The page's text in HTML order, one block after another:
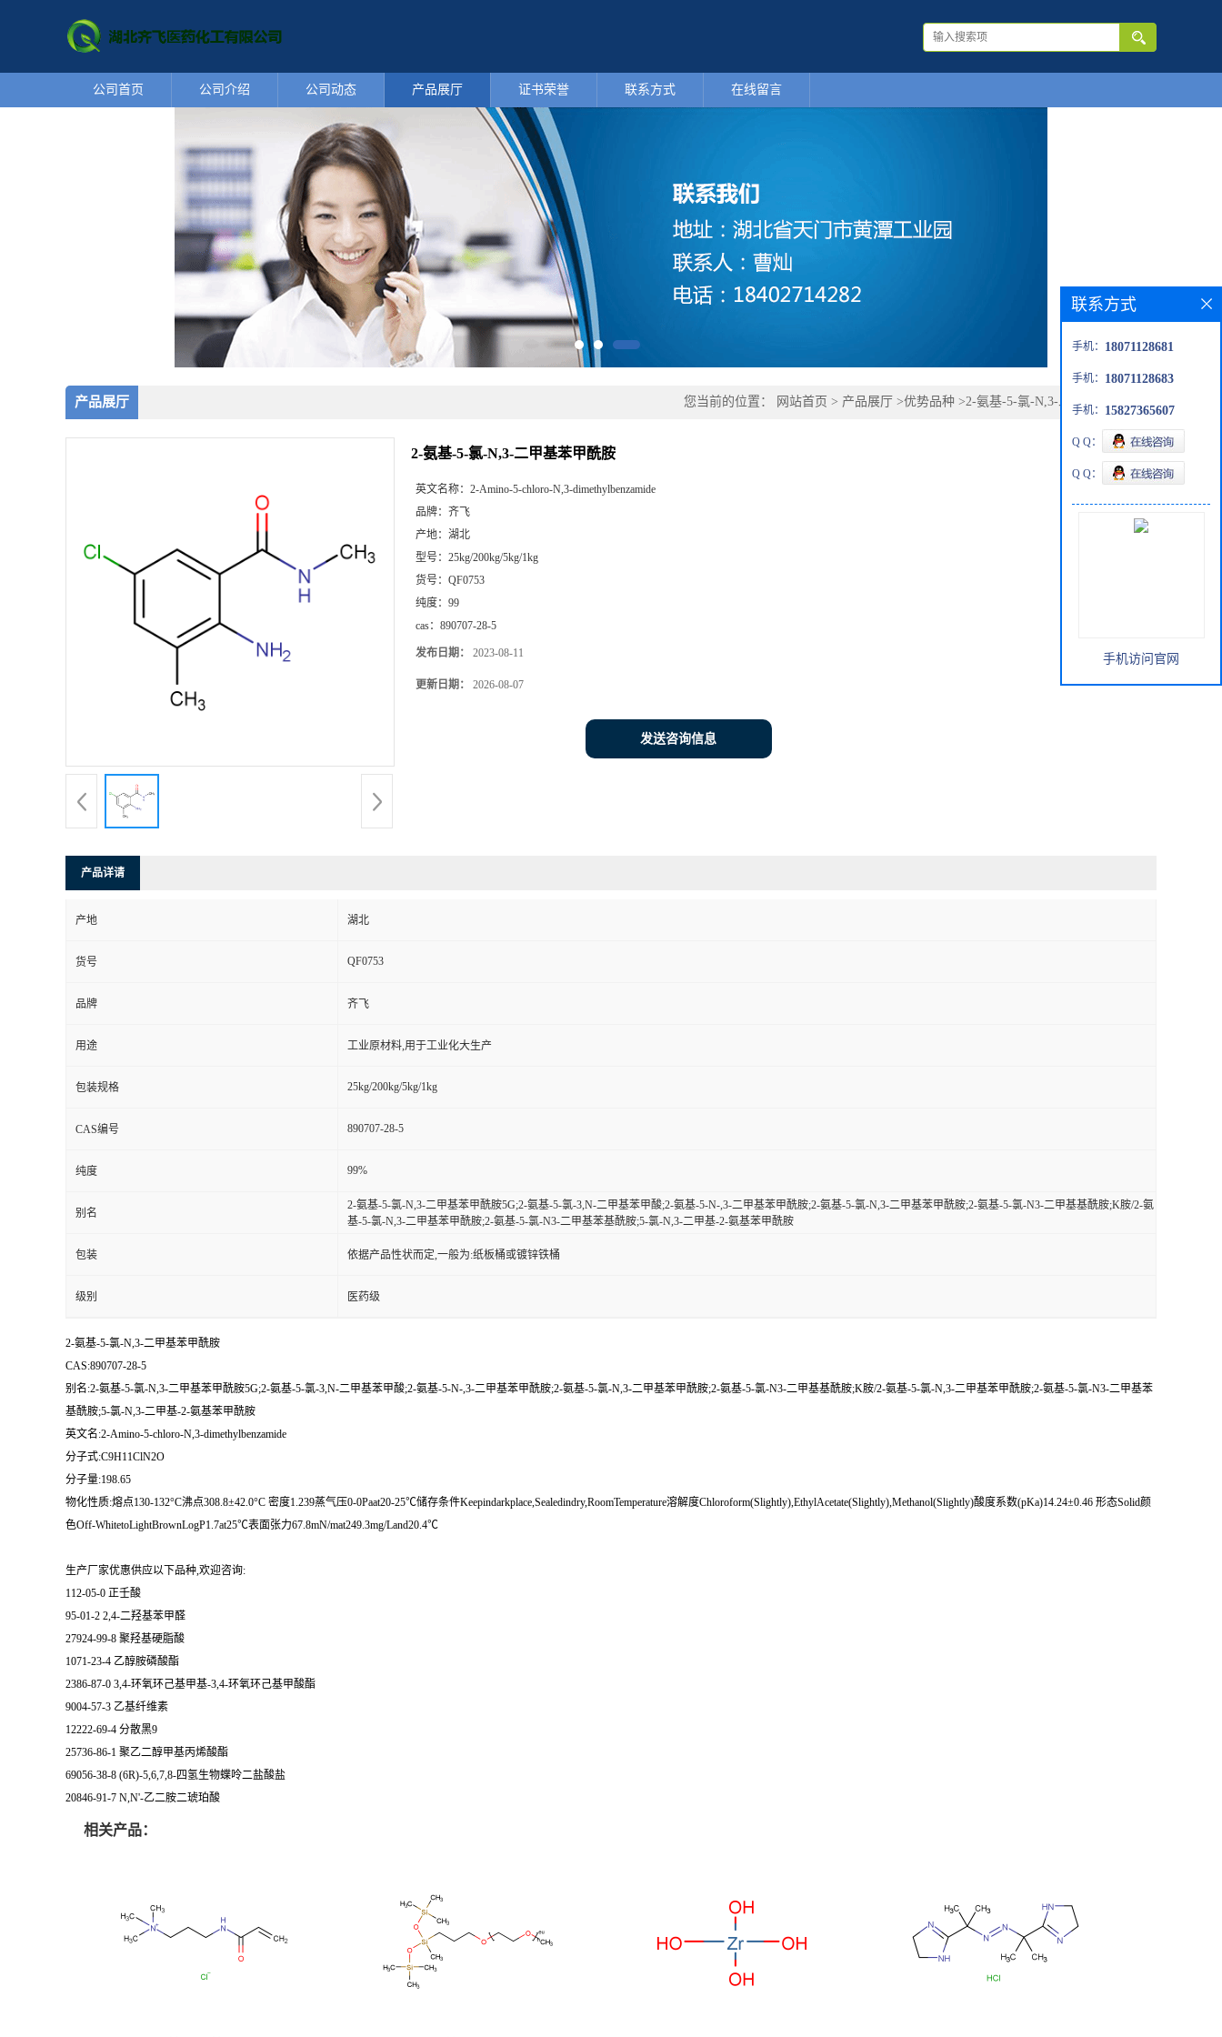
公司首页 公司介绍 公司动态 产品展厅 证书荣誉 联系方式 在线留言
产品展厅 您当前的位置： 网站首页 > 产品展厅 >优势品种 >2-氨基-5-氯-N,3-二甲基苯甲酰胺
2-氨基-5-氯-N,3-二甲基苯甲酰胺
英文名称： 2-Amino-5-chloro-N,3-dimethylbenzamide
品牌： 齐飞
产地： 湖北
型号： 25kg/200kg/5kg/1kg
货号： QF0753
纯度： 99
cas： 890707-28-5
发布日期： 2023-08-11
更新日期： 2026-08-07
发送咨询信息
产品详请
产地 湖北
货号 QF0753
品牌 齐飞
用途 工业原材料,用于工业化大生产
包装规格 25kg/200kg/5kg/1kg
CAS编号 890707-28-5
纯度 99%
别名
2-氨基-5-氯-N,3-二甲基苯甲酰胺5G;2-氨基-5-氯-3,N-二甲基苯甲酸;2-氨基-5-N-,3-二甲基苯甲酰胺;2-氨基-5-氯-N,3-二甲基苯甲酰胺;2-氨基-5-氯-N3-二甲基基酰胺;K胺/2-氨
基-5-氯-N,3-二甲基苯甲酰胺;2-氨基-5-氯-N3-二甲基苯基酰胺;5-氯-N,3-二甲基-2-氨基苯甲酰胺
包装 依据产品性状而定,一般为:纸板桶或镀锌铁桶
级别 医药级
2-氨基-5-氯-N,3-二甲基苯甲酰胺
CAS:890707-28-5
别名:2-氨基-5-氯-N,3-二甲基苯甲酰胺5G;2-氨基-5-氯-3,N-二甲基苯甲酸;2-氨基-5-N-,3-二甲基苯甲酰胺;2-氨基-5-氯-N,3-二甲基苯甲酰胺;2-氨基-5-氯-N3-二甲基基酰胺;K胺/2-氨基-5-氯-N,3-二甲基苯甲酰胺;2-氨基-5-氯-N3-二甲基苯
基酰胺;5-氯-N,3-二甲基-2-氨基苯甲酰胺
英文名:2-Amino-5-chloro-N,3-dimethylbenzamide
分子式:C9H11ClN2O
分子量:198.65
物化性质:熔点130-132°C沸点308.8±42.0°C 密度1.239蒸气压0-0Paat20-25℃储存条件Keepindarkplace,Sealedindry,RoomTemperature溶解度Chloroform(Slightly),EthylAcetate(Slightly),Methanol(Slightly)酸度系数(pKa)14.24±0.46 形态Solid颜
色Off-WhitetoLightBrownLogP1.7at25℃表面张力67.8mN/mat249.3mg/Land20.4℃
生产厂家优惠供应以下品种,欢迎咨询:
112-05-0 正壬酸
95-01-2 2,4-二羟基苯甲醛
27924-99-8 聚羟基硬脂酸
1071-23-4 乙醇胺磷酸酯
2386-87-0 3,4-环氧环己基甲基-3,4-环氧环己基甲酸酯
9004-57-3 乙基纤维素
12222-69-4 分散黑9
25736-86-1 聚乙二醇甲基丙烯酸酯
69056-38-8 (6R)-5,6,7,8-四氢生物蝶呤二盐酸盐
20846-91-7 N,N'-乙二胺二琥珀酸
相关产品：
联系方式
手机： 18071128681
手机： 18071128683
手机： 15827365607
Q Q：
Q Q：
手机访问官网